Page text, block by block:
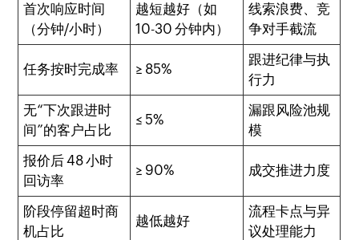
首次响应时间
（分钟/小时）
越短越好（如
10-30 分钟内）
线索浪费、竞
争对手截流
任务按时完成率 ≥ 85%
跟进纪律与执
行力
无“下次跟进时
间”的客户占比
≤ 5%
漏跟风险池规
模
报价后 48 小时
回访率
≥ 90% 成交推进力度
阶段停留超时商
机占比
越低越好
流程卡点与异
议处理能力